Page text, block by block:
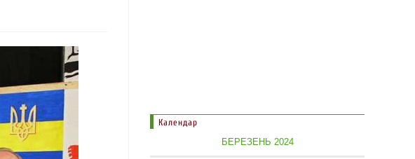
Календар
БЕРЕЗЕНЬ 2024